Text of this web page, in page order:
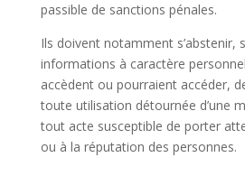
passible de sanctions pénales.
Ils doivent notamment s’abstenir,
informations à caractère
accèdent ou pourraient accéder,
toute utilisation détournée d’une
tout acte susceptible de porter
ou à la réputation des personnes.